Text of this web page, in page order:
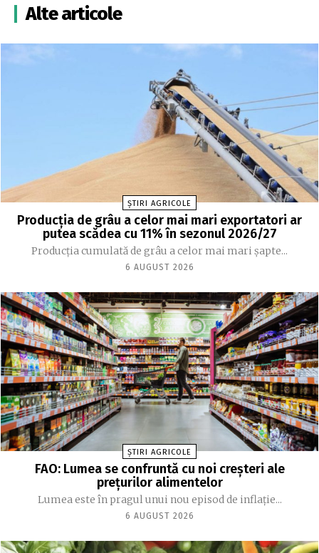
Alte articole
ȘTIRI AGRICOLE
Producția de grâu a celor mai mari exportatori ar
putea scădea cu 11% în sezonul 2026/27
Producția cumulată de grâu a celor mai mari șapte...
6 AUGUST 2026
ȘTIRI AGRICOLE
FAO: Lumea se confruntă cu noi creşteri ale
preţurilor alimentelor
Lumea este în pragul unui nou episod de inflaţie...
6 AUGUST 2026